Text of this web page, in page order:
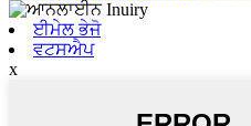
ਈਮੇਲ ਭੇਜੋ
ਵਟਸਐਪ
x